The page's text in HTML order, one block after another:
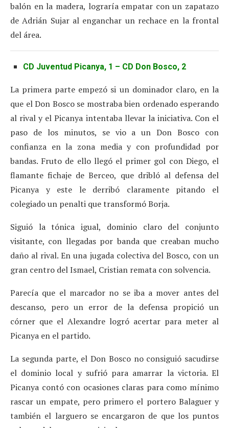
balón en la madera, lograría empatar con un zapatazo
de Adrián Sujar al enganchar un rechace en la frontal
del área.
CD Juventud Picanya, 1 – CD Don Bosco, 2
La primera parte empezó si un dominador claro, en la
que el Don Bosco se mostraba bien ordenado esperando
al rival y el Picanya intentaba llevar la iniciativa. Con el
paso de los minutos, se vio a un Don Bosco con
confianza en la zona media y con profundidad por
bandas. Fruto de ello llegó el primer gol con Diego, el
flamante fichaje de Berceo, que dribló al defensa del
Picanya y este le derribó claramente pitando el
colegiado un penalti que transformó Borja.
Siguió la tónica igual, dominio claro del conjunto
visitante, con llegadas por banda que creaban mucho
daño al rival. En una jugada colectiva del Bosco, con un
gran centro del Ismael, Cristian remata con solvencia.
Parecía que el marcador no se iba a mover antes del
descanso, pero un error de la defensa propició un
córner que el Alexandre logró acertar para meter al
Picanya en el partido.
La segunda parte, el Don Bosco no consiguió sacudirse
el dominio local y sufrió para amarrar la victoria. El
Picanya contó con ocasiones claras para como mínimo
rascar un empate, pero primero el portero Balaguer y
también el larguero se encargaron de que los puntos